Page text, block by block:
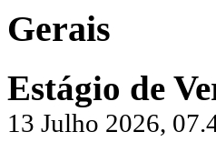
Gerais
Estágio de
13 Julho 2026,